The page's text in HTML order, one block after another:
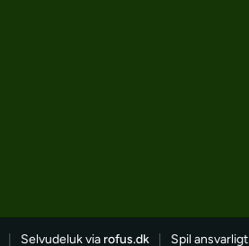
Selvudeluk via rofus.dk Spil ansvarligt